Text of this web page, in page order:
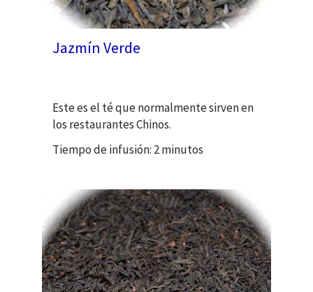
Jazmín Verde
Este es el té que normalmente sirven en
los restaurantes Chinos.
Tiempo de infusión: 2 minutos